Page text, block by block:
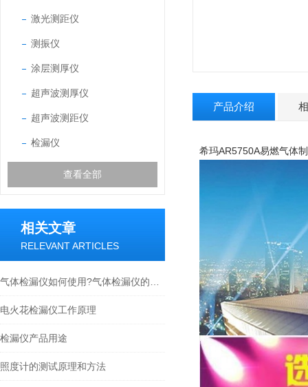
激光测距仪
测振仪
涂层测厚仪
超声波测厚仪
超声波测距仪
检漏仪
查看全部
相关文章
RELEVANT ARTICLES
电火花检漏仪工作原理
检漏仪产品用途
照度计的测试原理和方法
产品介绍
希玛AR5750A易燃气体